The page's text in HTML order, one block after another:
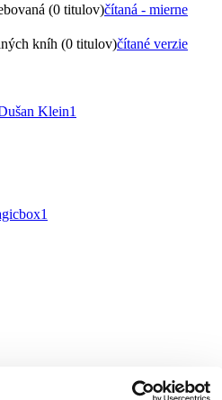
(0 titulov)čítaná - mierne
kníh (0 titulov)čítané verzie
Klein1
1